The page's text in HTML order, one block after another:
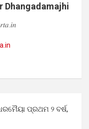
Dhangadamajhi
ପ୍ରଥମ ୨ ବର୍ଷ,